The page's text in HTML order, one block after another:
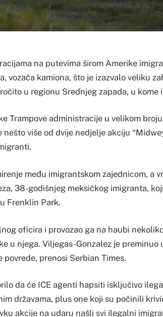
na putevima širom Amerike
vozača kamiona, što je izazvalo veliku
u regionu Srednjeg zapada, u kome
Trampove administracije u velikom
više od dvije nedjelje akciju
među imigrantskom zajednicom, a
38-godišnjeg meksičkog imigranta,
Frenklin Park.
oficira i provozao ga na haubi
u njega. Viljegas-Gonzalez je preminuo
prenosi Serbian Times.
da će ICE agenti hapsiti isključivo
državama, plus one koji su počinili
akcije na udaru našli svi ilegalni